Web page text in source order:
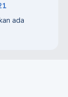
ada